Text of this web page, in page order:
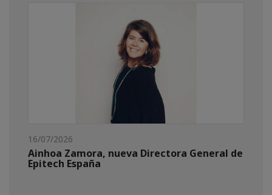
16/07/2026
Ainhoa Zamora, nueva Directora General de
Epitech España